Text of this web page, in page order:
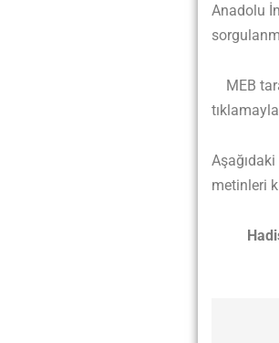
Anadolu
MEB
metinleri